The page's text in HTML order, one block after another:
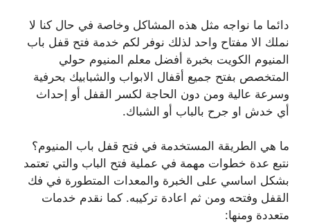
دائما ما نواجه مثل هذه المشاكل وخاصة في حال كنا لا
نملك الا مفتاح واحد لذلك نوفر لكم خدمة فتح قفل باب
المنيوم الكويت بخبرة أفضل معلم المنيوم حولي
المتخصص بفتح جميع أقفال الابواب والشبابيك بحرفية
وسرعة عالية ومن دون الحاجة لكسر القفل أو إحداث
أي خدش او جرح بالباب أو الشباك.
ما هي الطريقة المستخدمة في فتح قفل باب المنيوم؟
نتبع عدة خطوات مهمة في عملية فتح الباب والتي تعتمد
بشكل اساسي على الخبرة والمعدات المتطورة في فك
القفل وفتحه ومن ثم اعادة تركيبه. كما نقدم خدمات
متعددة ومنها: